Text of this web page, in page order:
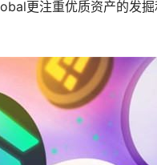
更注重优质资产的发